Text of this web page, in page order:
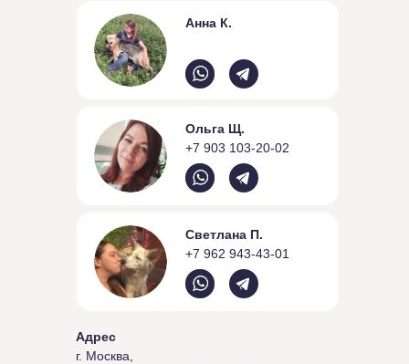
Адрес
г. Москва,
Анна К.
Светлана П.
+7 962 943-43-01
Ольга Щ.
+7 903 103-20-02